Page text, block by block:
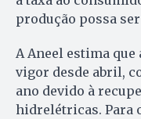
produção possa
A Aneel estima que
vigor desde abril,
ano devido à
hidrelétricas. Para